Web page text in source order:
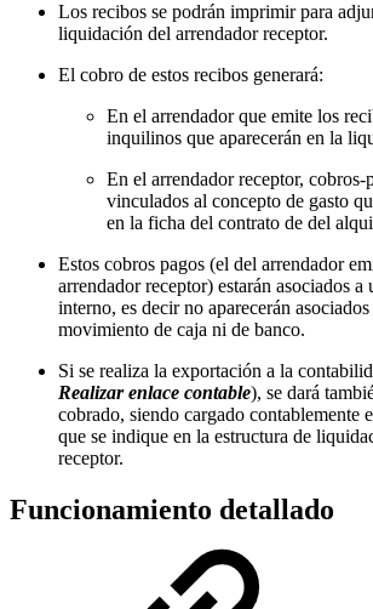
Los recibos se podrán imprimir para
liquidación del arrendador receptor.
El cobro de estos recibos generará:
En el arrendador que emite los
inquilinos que aparecerán en la
En el arrendador receptor, cobros-
vinculados al concepto de gasto
en la ficha del contrato de del
Estos cobros pagos (el del arrendador
arrendador receptor) estarán asociados
interno, es decir no aparecerán
movimiento de caja ni de banco.
Si se realiza la exportación a la
Realizar enlace contable), se dará
cobrado, siendo cargado contablemente
que se indique en la estructura de
receptor.
Funcionamiento detallado